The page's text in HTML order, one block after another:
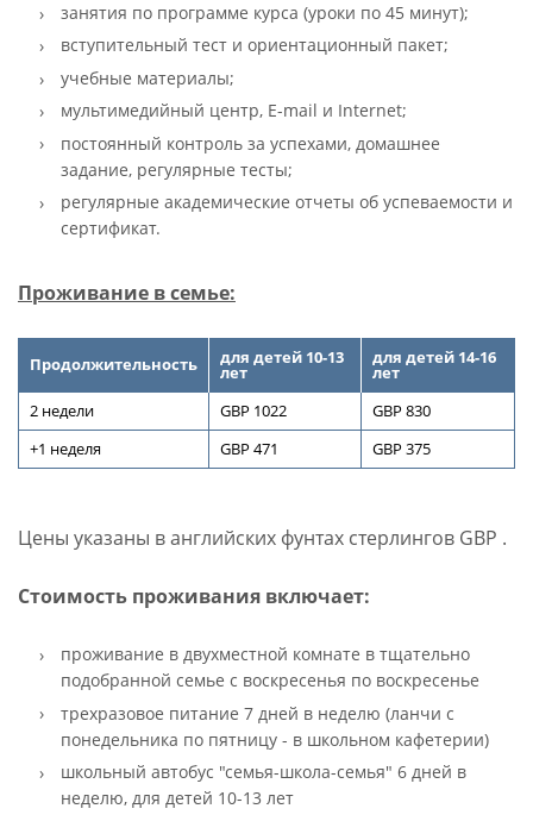
занятия по программе курса (уроки по 45 минут);
вступительный тест и ориентационный пакет;
учебные материалы;
мультимедийный центр, E-mail и Internet;
постоянный контроль за успехами, домашнее
задание, регулярные тесты;
регулярные академические отчеты об успеваемости и
сертификат.
Проживание в семье:
Продолжительность для детей 10-13
лет
для детей 14-16
лет
2 недели
GBP 1022
GBP 830
+1 неделя
GBP 471 GBP 375
Цены указаны в английских фунтах стерлингов GBP .
Стоимость проживания включает:
проживание в двухместной комнате в тщательно
подобранной семье с воскресенья по воскресенье
трехразовое питание 7 дней в неделю (ланчи с
понедельника по пятницу - в школьном кафетерии)
школьный автобус "семья-школа-семья" 6 дней в
неделю, для детей 10-13 лет